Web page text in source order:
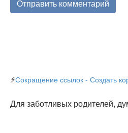
⚡Сокращение ссылок - Создать
Для заботливых родителей,